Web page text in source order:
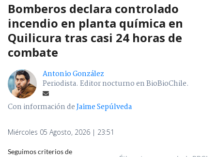
Bomberos declara controlado
incendio en planta química en
Quilicura tras casi 24 horas de
combate
Antonio González
Periodista. Editor nocturno en BioBioChile.
Con información deJaime Sepúlveda
Miércoles 05 Agosto, 2026 | 23:51
Seguimos criterios de